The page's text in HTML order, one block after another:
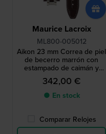
Maurice Lacroix
ML800-005012
Aikon 23 mm Correa de piel
de becerro marrón con
estampado de caimán y
logo plateado sin hebilla
342,00 €
● En stock
Comparar Relojes